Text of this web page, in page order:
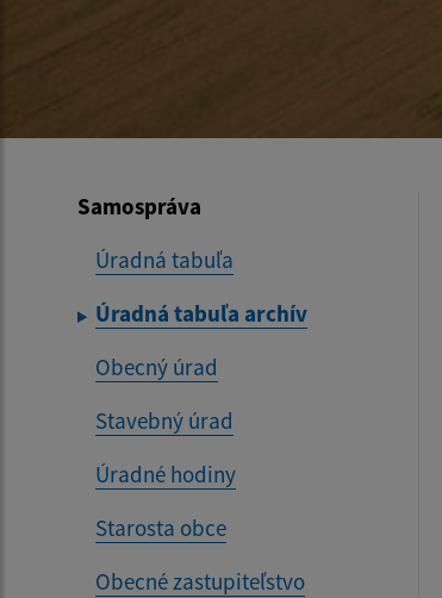
Samospráva
Úradná tabuľa
Úradná tabuľa archív
Obecný úrad
Stavebný úrad
Úradné hodiny
Starosta obce
Obecné zastupiteľstvo